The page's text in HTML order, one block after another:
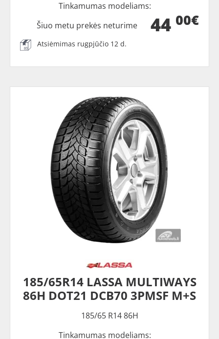
Tinkamumas modeliams:
44 00€
Šiuo metu prekės neturime
Atsiėmimas rugpjūčio 12 d.
185/65R14 LASSA MULTIWAYS
86H DOT21 DCB70 3PMSF M+S
185/65 R14 86H
Tinkamumas modeliams: